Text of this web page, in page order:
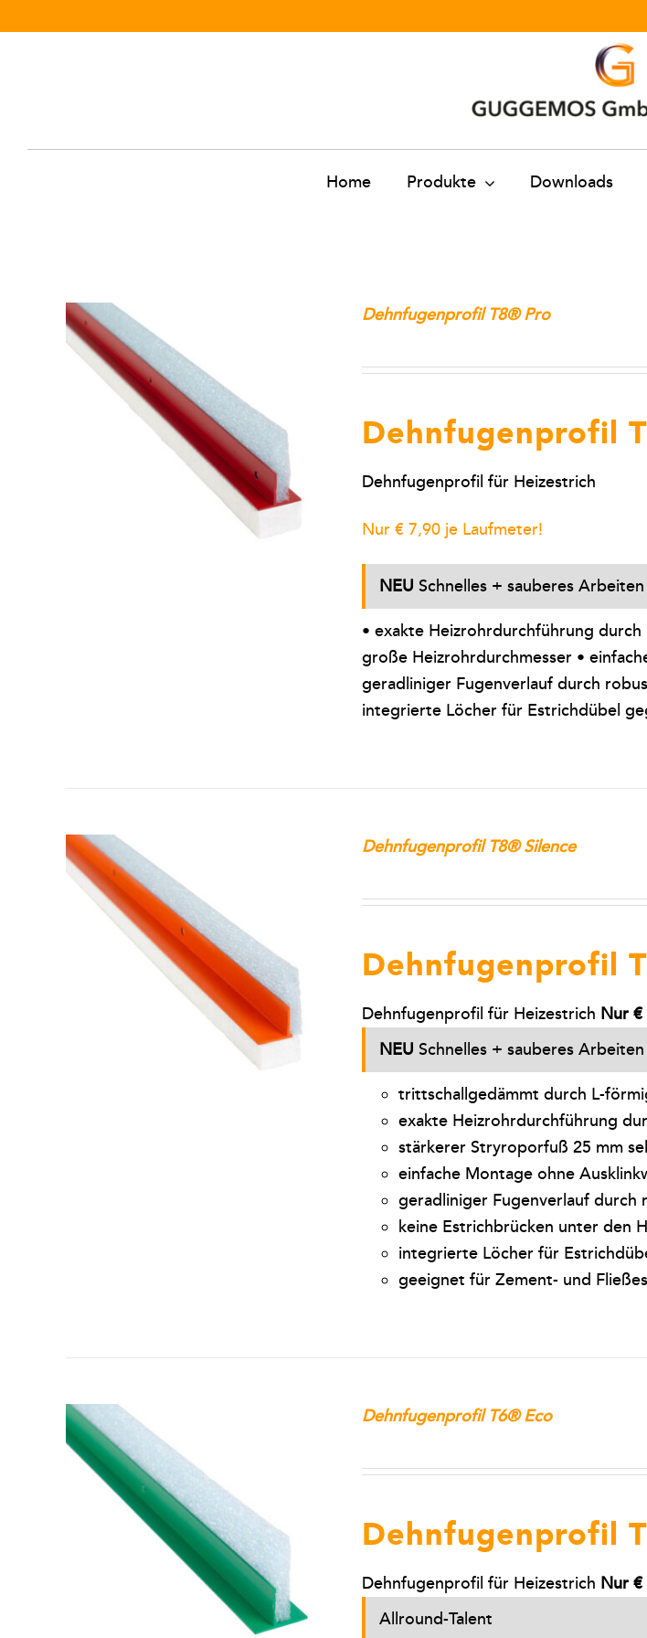
Inhalt
Home Produkte Downloads
Dehnfugenprofil T8® Pro
Dehnfugenprofil
Dehnfugenprofil für Heizestrich
Nur € 7,90 je Laufmeter!
NEU Schnelles + sauberes
• exakte Heizrohrdurchführung
große Heizrohrdurchmesser •
geradliniger Fugenverlauf durch
integrierte Löcher für Estrichdübel
Dehnfugenprofil T8® Silence
Dehnfugenprofil
Dehnfugenprofil für Heizestrich Nur €
NEU Schnelles + sauberes
trittschallgedämmt durch L-
exakte Heizrohrdurchführung
stärkerer Stryroporfuß 25 mm
einfache Montage ohne
geradliniger Fugenverlauf durch
keine Estrichbrücken unter den
integrierte Löcher für
geeignet für Zement- und
Dehnfugenprofil T6® Eco
Dehnfugenprofil
Dehnfugenprofil für Heizestrich Nur €
Allround-Talent